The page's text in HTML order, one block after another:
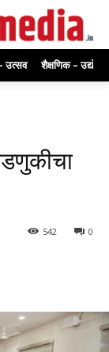
उत्सव शैक्षणिक – उद्योग
0
542